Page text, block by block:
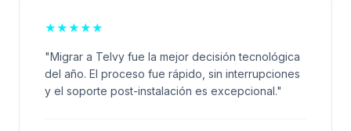
★★★★★
"Migrar a Telvy fue la mejor decisión tecnológica
del año. El proceso fue rápido, sin interrupciones
y el soporte post-instalación es excepcional."